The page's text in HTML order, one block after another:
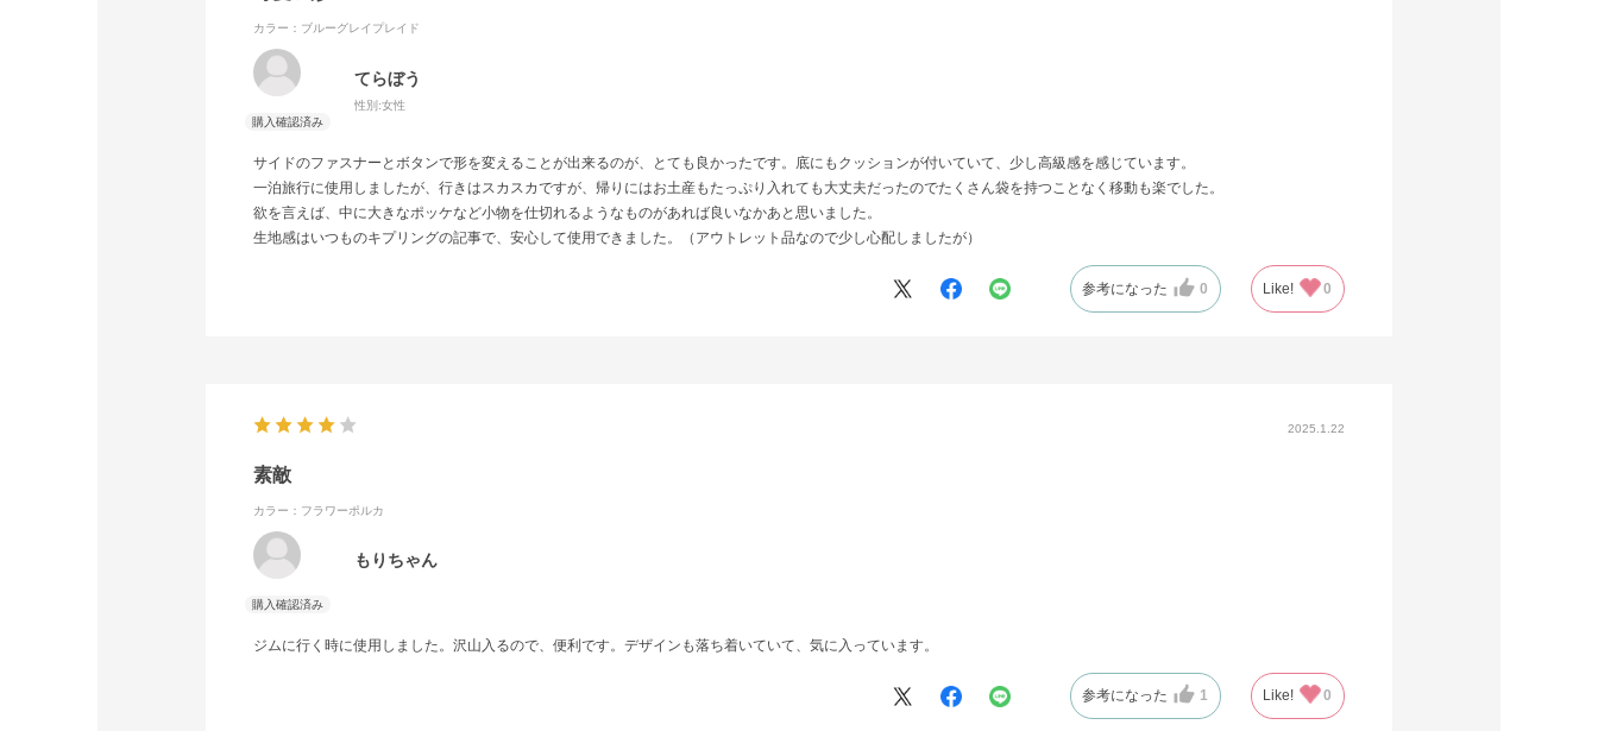
カラー：ブルーグレイプレイド
てらぼう
性別:女性
サイドのファスナーとボタンで形を変えることが出来るのが、とても良かったです。底にもクッションが付いていて、少し高級感を感じています。
一泊旅行に使用しましたが、行きはスカスカですが、帰りにはお土産もたっぷり入れても大丈夫だったのでたくさん袋を持つことなく移動も楽でした。
欲を言えば、中に大きなポッケなど小物を仕切れるようなものがあれば良いなかあと思いました。
生地感はいつものキプリングの記事で、安心して使用できました。（アウトレット品なので少し心配しましたが）
参考になった 0 Like! 0
2025.1.22
素敵
カラー：フラワーポルカ
もりちゃん
ジムに行く時に使用しました。沢山入るので、便利です。デザインも落ち着いていて、気に入っています。
参考になった 1 Like! 0